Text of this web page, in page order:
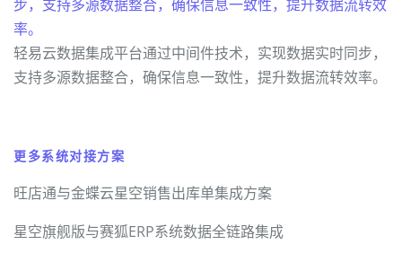
轻易云数据集成平台通过中间件技术，实现数据实时同步，
支持多源数据整合，确保信息一致性，提升数据流转效率。
更多系统对接方案
旺店通与金蝶云星空销售出库单集成方案
星空旗舰版与赛狐ERP系统数据全链路集成